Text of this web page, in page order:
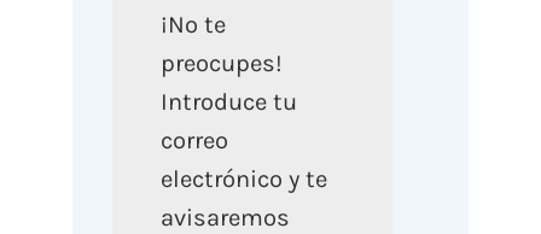
¡No te
preocupes!
Introduce tu
correo
electrónico y te
avisaremos